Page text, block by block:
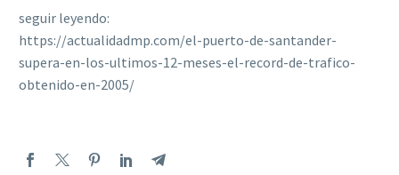
seguir leyendo:
https://actualidadmp.com/el-puerto-de-santander-
supera-en-los-ultimos-12-meses-el-record-de-trafico-
obtenido-en-2005/